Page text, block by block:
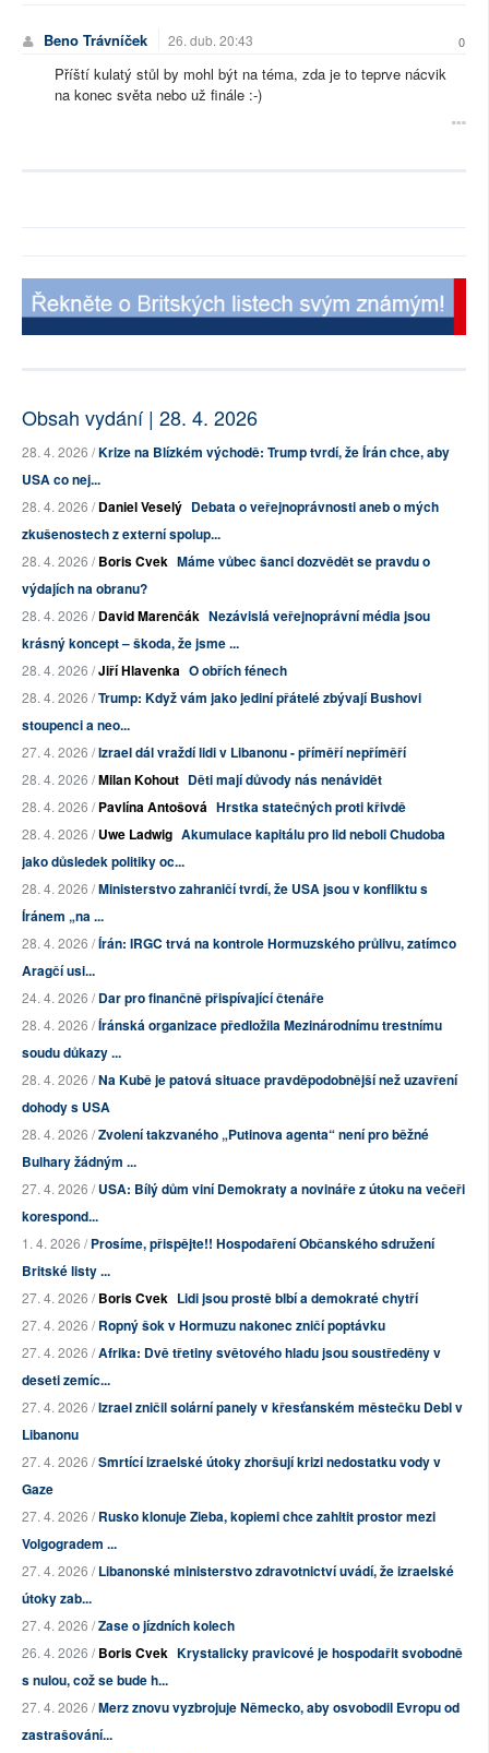
Beno Trávníček 26. dub. 20:43 0
Příští kulatý stůl by mohl být na téma, zda je to teprve nácvik
na konec světa nebo už finále :-)
Obsah vydání | 28. 4. 2026
28. 4. 2026 /Krize na Blízkém východě: Trump tvrdí, že Írán chce, aby
USA co nej...
28. 4. 2026 /Daniel Veselý Debata o veřejnoprávnosti aneb o mých
zkušenostech z externí spolup...
28. 4. 2026 /Boris Cvek Máme vůbec šanci dozvědět se pravdu o
výdajích na obranu?
28. 4. 2026 /David Marenčák Nezávislá veřejnoprávní média jsou
krásný koncept – škoda, že jsme ...
28. 4. 2026 /Jiří Hlavenka O obřích fénech
28. 4. 2026 /Trump: Když vám jako jediní přátelé zbývají Bushovi
stoupenci a neo...
27. 4. 2026 /Izrael dál vraždí lidi v Libanonu - příměří nepříměří
28. 4. 2026 /Milan Kohout Děti mají důvody nás nenávidět
28. 4. 2026 /Pavlína Antošová Hrstka statečných proti křivdě
28. 4. 2026 /Uwe Ladwig Akumulace kapitálu pro lid neboli Chudoba
jako důsledek politiky oc...
28. 4. 2026 /Ministerstvo zahraničí tvrdí, že USA jsou v konfliktu s
Íránem „na ...
28. 4. 2026 /Írán: IRGC trvá na kontrole Hormuzského průlivu, zatímco
Aragčí usi...
24. 4. 2026 /Dar pro finančně přispívající čtenáře
28. 4. 2026 /Íránská organizace předložila Mezinárodnímu trestnímu
soudu důkazy ...
28. 4. 2026 /Na Kubě je patová situace pravděpodobnější než uzavření
dohody s USA
28. 4. 2026 /Zvolení takzvaného „Putinova agenta“ není pro běžné
Bulhary žádným ...
27. 4. 2026 /USA: Bílý dům viní Demokraty a novináře z útoku na večeři
korespond...
1. 4. 2026 /Prosíme, přispějte!! Hospodaření Občanského sdružení
Britské listy ...
27. 4. 2026 /Boris Cvek Lidi jsou prostě blbí a demokraté chytří
27. 4. 2026 /Ropný šok v Hormuzu nakonec zničí poptávku
27. 4. 2026 /Afrika: Dvě třetiny světového hladu jsou soustředěny v
deseti zemíc...
27. 4. 2026 /Izrael zničil solární panely v křesťanském městečku Debl v
Libanonu
27. 4. 2026 /Smrtící izraelské útoky zhoršují krizi nedostatku vody v
Gaze
27. 4. 2026 /Rusko klonuje Zieba, kopiemi chce zahltit prostor mezi
Volgogradem ...
27. 4. 2026 /Libanonské ministerstvo zdravotnictví uvádí, že izraelské
útoky zab...
27. 4. 2026 /Zase o jízdních kolech
26. 4. 2026 /Boris Cvek Krystalicky pravicové je hospodařit svobodně
s nulou, což se bude h...
27. 4. 2026 /Merz znovu vyzbrojuje Německo, aby osvobodil Evropu od
zastrašování...